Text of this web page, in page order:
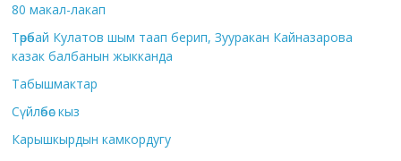
80 макал-лакап
Төрөбай Кулатов шым таап берип, Зууракан Кайназарова
казак балбанын жыкканда
Табышмактар
Сүйлөбөс кыз
Карышкырдын камкордугу